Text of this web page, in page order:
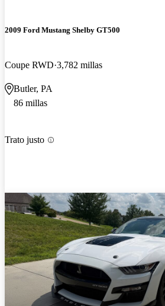
2009 Ford Mustang Shelby GT500
Coupe RWD 3,782 millas
Butler, PA
86 millas
Trato justo